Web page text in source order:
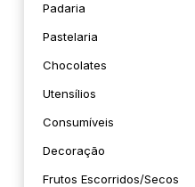
Padaria
Pastelaria
Chocolates
Utensílios
Consumíveis
Decoração
Frutos Escorridos/secos